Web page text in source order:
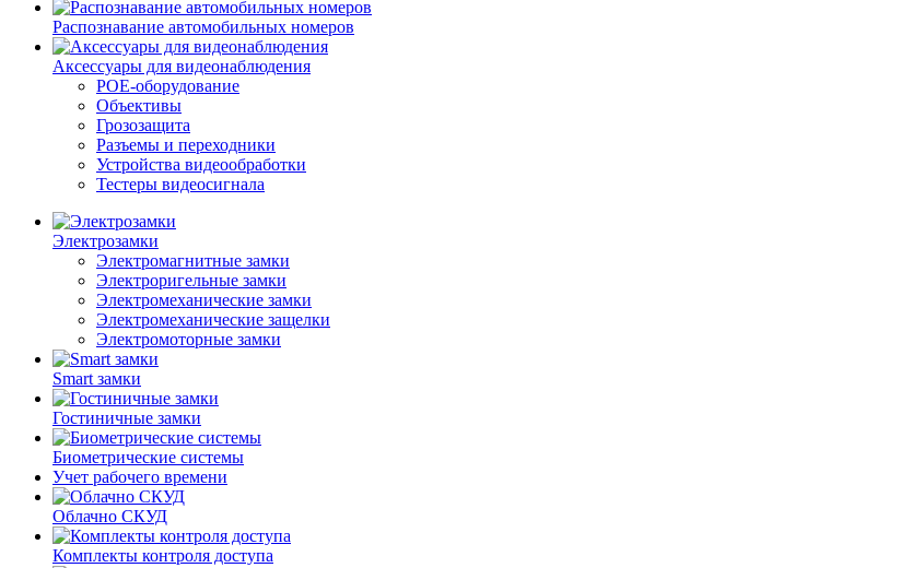
Распознавание автомобильных номеров
Аксессуары для видеонаблюдения
POE-оборудование
Объективы
Грозозащита
Разъемы и переходники
Устройства видеообработки
Тестеры видеосигнала
Электрозамки
Электромагнитные замки
Электроригельные замки
Электромеханические замки
Электромеханические защелки
Электромоторные замки
Smart замки
Гостиничные замки
Биометрические системы
Учет рабочего времени
Облачно СКУД
Комплекты контроля доступа